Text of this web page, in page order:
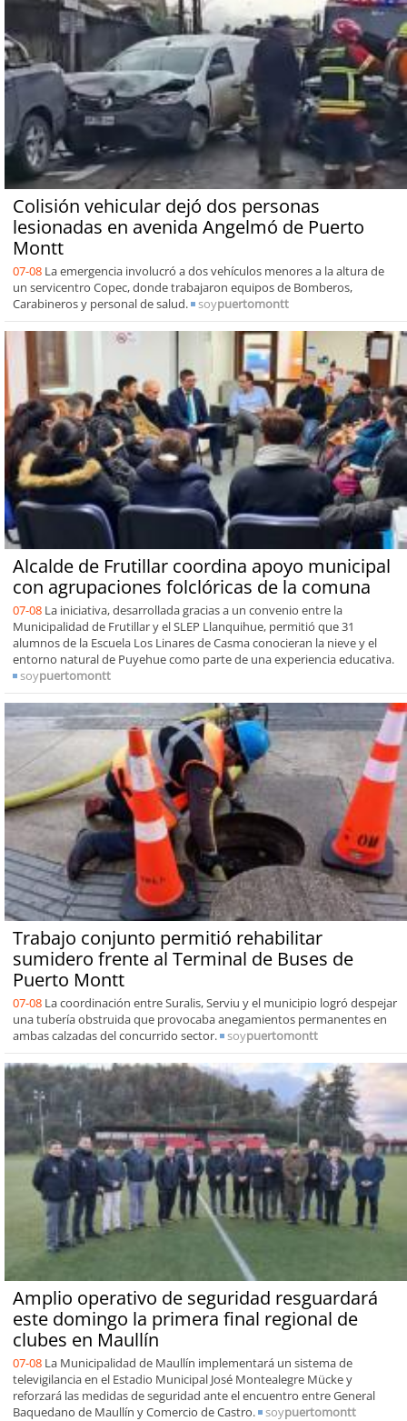
Colisión vehicular dejó dos personas
lesionadas en avenida Angelmó de Puerto
Montt
07-08 La emergencia involucró a dos vehículos menores a la altura de
un servicentro Copec, donde trabajaron equipos de Bomberos,
Carabineros y personal de salud.
soypuertomontt
Alcalde de Frutillar coordina apoyo municipal
con agrupaciones folclóricas de la comuna
07-08 La iniciativa, desarrollada gracias a un convenio entre la
Municipalidad de Frutillar y el SLEP Llanquihue, permitió que 31
alumnos de la Escuela Los Linares de Casma conocieran la nieve y el
entorno natural de Puyehue como parte de una experiencia educativa.
soypuertomontt
Trabajo conjunto permitió rehabilitar
sumidero frente al Terminal de Buses de
Puerto Montt
07-08 La coordinación entre Suralis, Serviu y el municipio logró despejar
una tubería obstruida que provocaba anegamientos permanentes en
ambas calzadas del concurrido sector.
soypuertomontt
Amplio operativo de seguridad resguardará
este domingo la primera final regional de
clubes en Maullín
07-08 La Municipalidad de Maullín implementará un sistema de
televigilancia en el Estadio Municipal José Montealegre Mücke y
reforzará las medidas de seguridad ante el encuentro entre General
Baquedano de Maullín y Comercio de Castro.
soypuertomontt